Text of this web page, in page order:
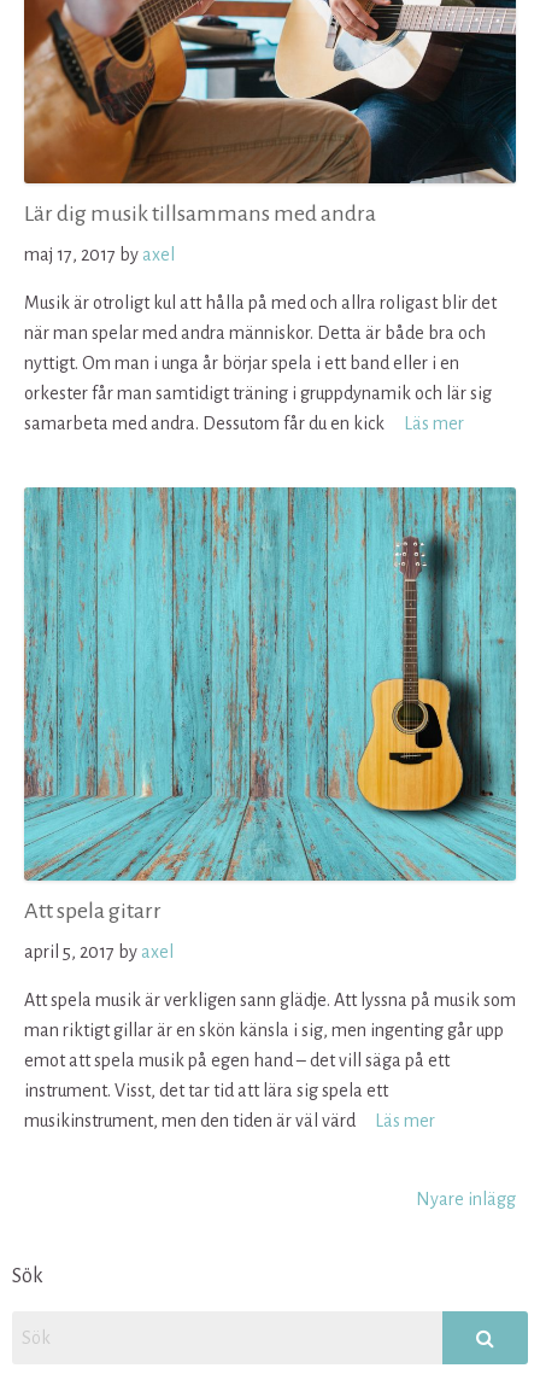
Lär dig musik tillsammans med andra
maj 17, 2017 by axel
Musik är otroligt kul att hålla på med och allra roligast blir det
när man spelar med andra människor. Detta är både bra och
nyttigt. Om man i unga år börjar spela i ett band eller i en
orkester får man samtidigt träning i gruppdynamik och lär sig
samarbeta med andra. Dessutom får du en kick
Läs mer
Att spela gitarr
april 5, 2017 by axel
Att spela musik är verkligen sann glädje. Att lyssna på musik som
man riktigt gillar är en skön känsla i sig, men ingenting går upp
emot att spela musik på egen hand – det vill säga på ett
instrument. Visst, det tar tid att lära sig spela ett
musikinstrument, men den tiden är väl värd
Läs mer
Nyare inlägg
Sök